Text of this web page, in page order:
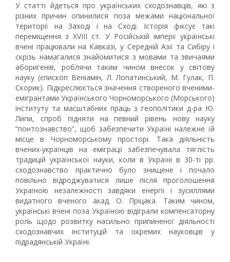
У статті йдеться про українських сходознавців, які з
різних причин опинилися поза межами національної
території на Заході і на Сході. Історія фіксує такі
переміщення з ХVІІІ ст. У Російській імперії українські
вчені працювали на Кавказі, у Середній Азії та Сибіру і
скрізь намагалися знайомитися з мовами та звичаями
аборигенів, роблячи таким чином внесок у світову
науку (єпископ Веніамін, Л. Лопатинський, М. Гулак, П.
Скорик). Підкреслюється значення створеного вченими-
емігрантами Українського Чорноморського (Морського)
інституту та масштабних праць з геополітики д-ра Ю.
Липи, спроб підняти на певний рівень нову науку
“понтознавство”, щоб забезпечити Україні належне їй
місце в Чорноморському просторі. Така діяльність
вчених-українців на еміграції забезпечувала тяглість
традицій української науки, коли в Україні в 30-ті рр.
сходознавство практично було знищене і почало
повільно відроджуватися лише після проголошення
Україною незалежності завдяки енергії і зусиллями
видатного вченого акад. О. Пріцака. Таким чином,
українські вчені поза Україною відіграли компенсаторну
роль щодо розвитку насильно припиненої діяльності
сходознавчих інституцій та окремих науковців у
підрадянській Україні.